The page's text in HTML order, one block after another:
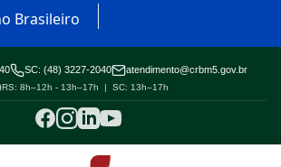
Brasileiro
SC: (48) 3227-2040 atendimento@crbm5.gov.br
RS: 8h–12h - 13h–17h | SC: 13h–17h